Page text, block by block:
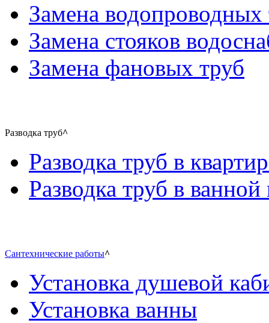
Замена водопроводных
Замена стояков
Замена фановых труб
Разводка труб^
Разводка труб в
Разводка труб в ванной
Сантехнические работы^
Установка душевой
Установка ванны